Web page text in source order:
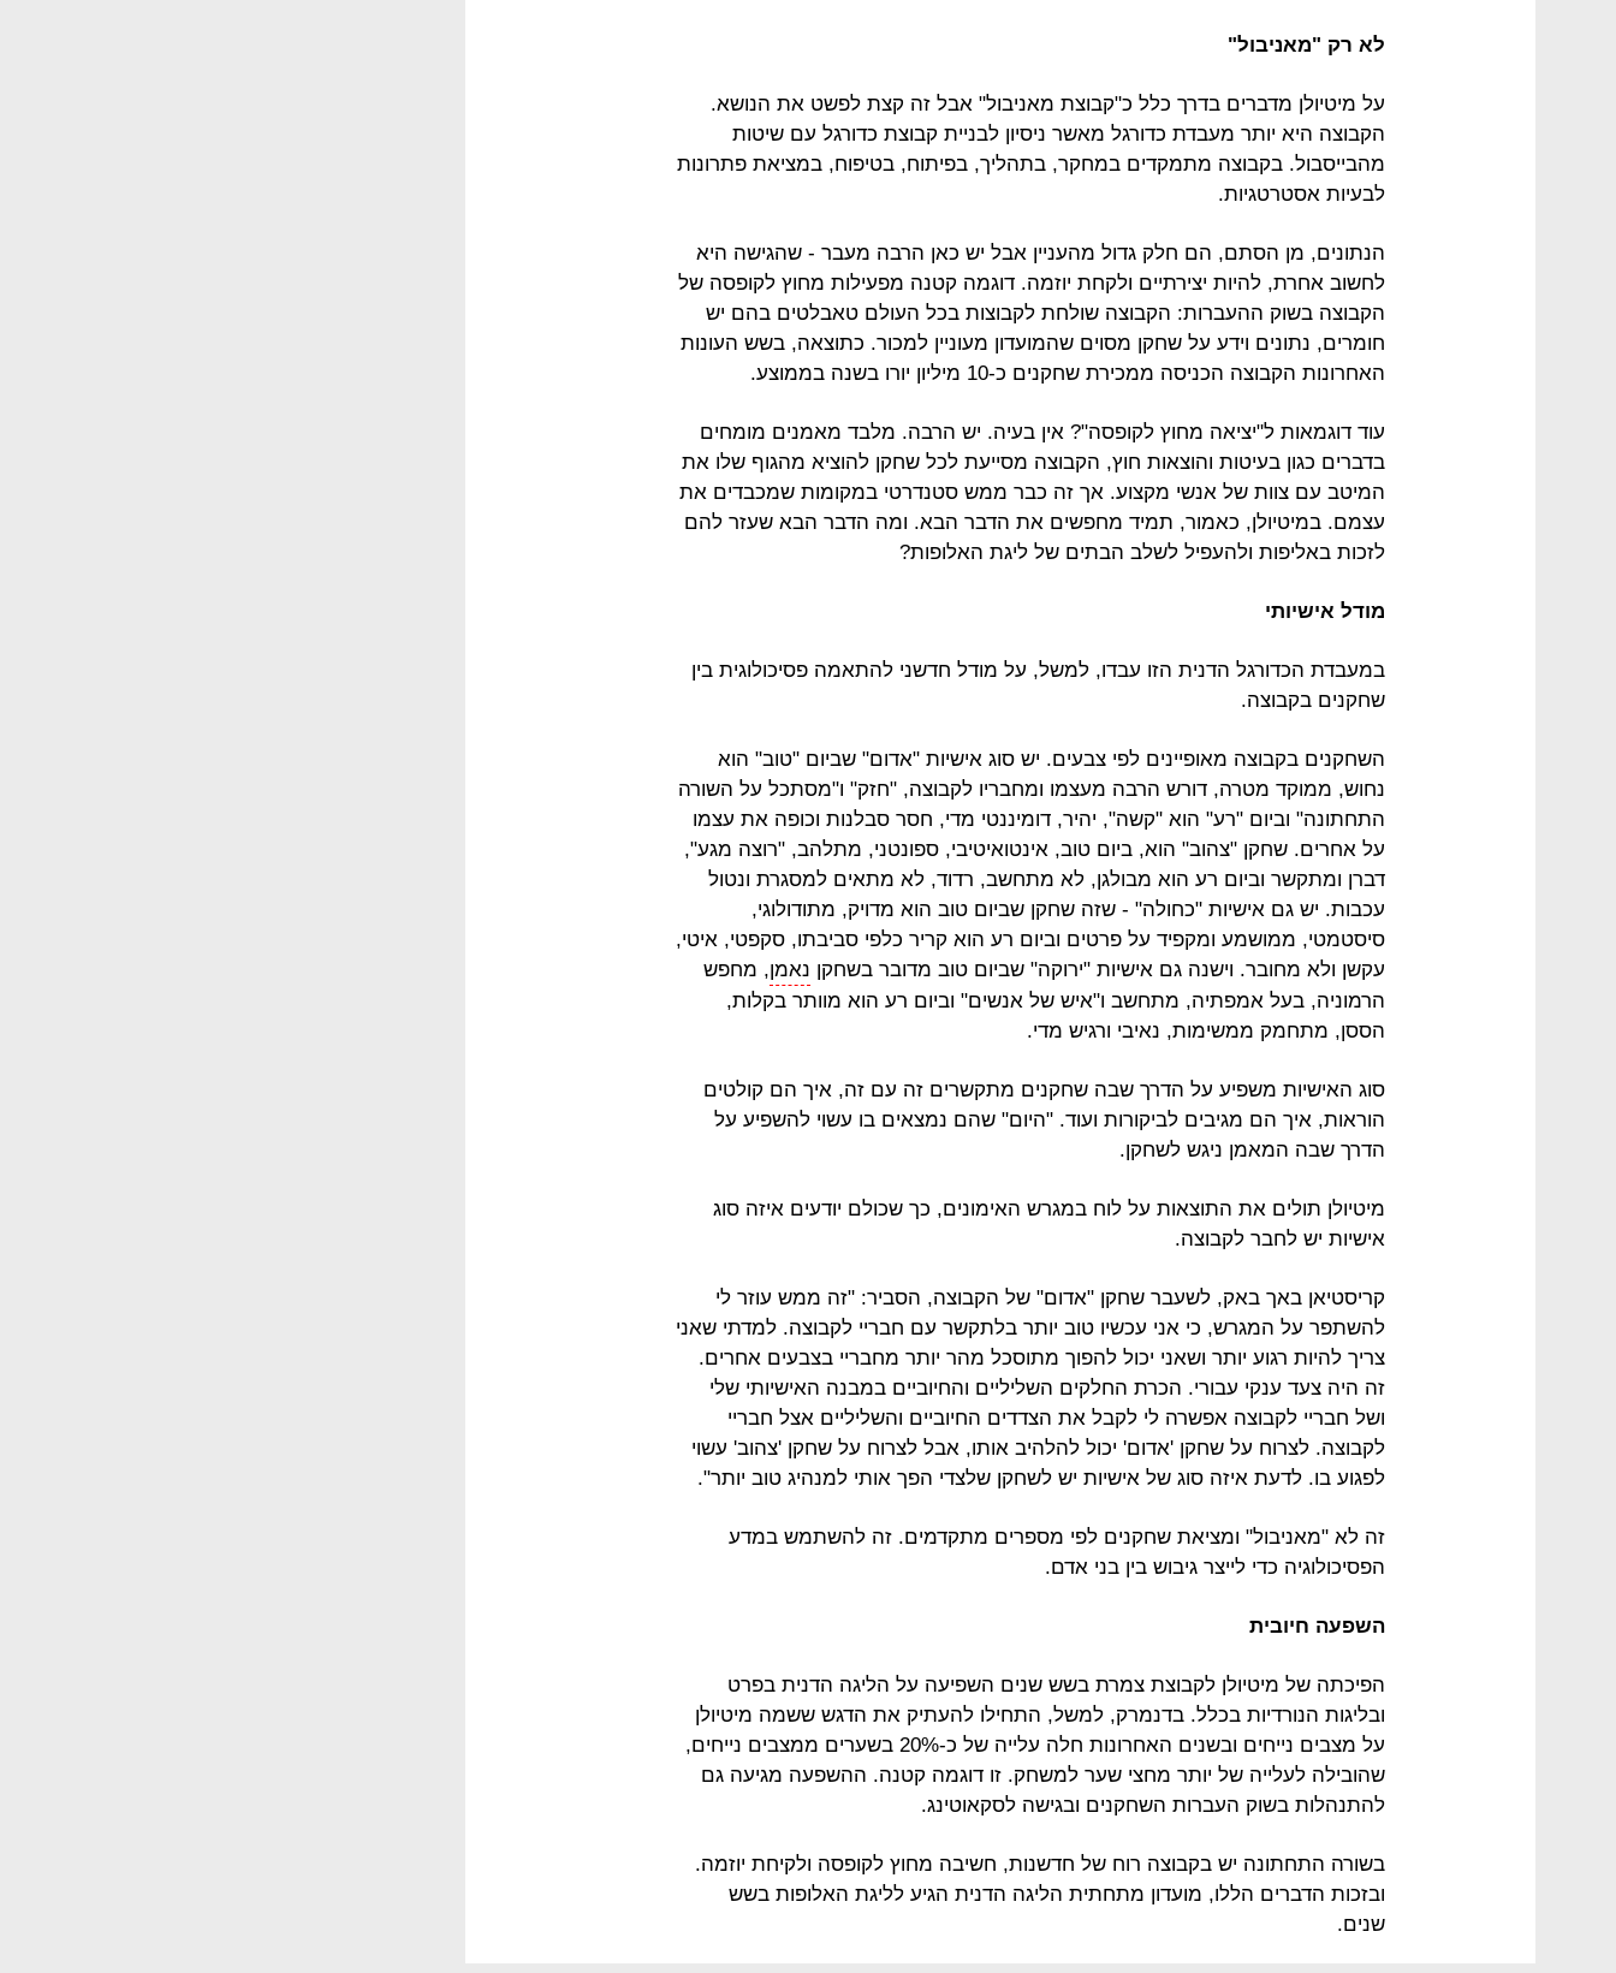
לא רק "מאניבול"
על מיטיולן מדברים בדרך כלל כ"קבוצת מאניבול" אבל זה קצת לפשט את הנושא.
הקבוצה היא יותר מעבדת כדורגל מאשר ניסיון לבניית קבוצת כדורגל עם שיטות
מהבייסבול. בקבוצה מתמקדים במחקר, בתהליך, בפיתוח, בטיפוח, במציאת פתרונות
לבעיות אסטרטגיות.
הנתונים, מן הסתם, הם חלק גדול מהעניין אבל יש כאן הרבה מעבר - שהגישה היא
לחשוב אחרת, להיות יצירתיים ולקחת יוזמה. דוגמה קטנה מפעילות מחוץ לקופסה של
הקבוצה בשוק ההעברות: הקבוצה שולחת לקבוצות בכל העולם טאבלטים בהם יש
חומרים, נתונים וידע על שחקן מסוים שהמועדון מעוניין למכור. כתוצאה, בשש העונות
האחרונות הקבוצה הכניסה ממכירת שחקנים כ-10 מיליון יורו בשנה בממוצע.
עוד דוגמאות ל"יציאה מחוץ לקופסה"? אין בעיה. יש הרבה. מלבד מאמנים מומחים
בדברים כגון בעיטות והוצאות חוץ, הקבוצה מסייעת לכל שחקן להוציא מהגוף שלו את
המיטב עם צוות של אנשי מקצוע. אך זה כבר ממש סטנדרטי במקומות שמכבדים את
עצמם. במיטיולן, כאמור, תמיד מחפשים את הדבר הבא. ומה הדבר הבא שעזר להם
לזכות באליפות ולהעפיל לשלב הבתים של ליגת האלופות?
מודל אישיותי
במעבדת הכדורגל הדנית הזו עבדו, למשל, על מודל חדשני להתאמה פסיכולוגית בין
שחקנים בקבוצה.
השחקנים בקבוצה מאופיינים לפי צבעים. יש סוג אישיות "אדום" שביום "טוב" הוא
נחוש, ממוקד מטרה, דורש הרבה מעצמו ומחבריו לקבוצה, "חזק" ו"מסתכל על השורה
התחתונה" וביום "רע" הוא "קשה", יהיר, דומיננטי מדי, חסר סבלנות וכופה את עצמו
על אחרים. שחקן "צהוב" הוא, ביום טוב, אינטואיטיבי, ספונטני, מתלהב, "רוצה מגע",
דברן ומתקשר וביום רע הוא מבולגן, לא מתחשב, רדוד, לא מתאים למסגרת ונטול
עכבות. יש גם אישיות "כחולה" - שזה שחקן שביום טוב הוא מדויק, מתודולוגי,
סיסטמטי, ממושמע ומקפיד על פרטים וביום רע הוא קריר כלפי סביבתו, סקפטי, איטי,
עקשן ולא מחובר. וישנה גם אישיות "ירוקה" שביום טוב מדובר בשחקן נאמן, מחפש
הרמוניה, בעל אמפתיה, מתחשב ו"איש של אנשים" וביום רע הוא מוותר בקלות,
הססן, מתחמק ממשימות, נאיבי ורגיש מדי.
סוג האישיות משפיע על הדרך שבה שחקנים מתקשרים זה עם זה, איך הם קולטים
הוראות, איך הם מגיבים לביקורות ועוד. "היום" שהם נמצאים בו עשוי להשפיע על
הדרך שבה המאמן ניגש לשחקן.
מיטיולן תולים את התוצאות על לוח במגרש האימונים, כך שכולם יודעים איזה סוג
אישיות יש לחבר לקבוצה.
קריסטיאן באך באק, לשעבר שחקן "אדום" של הקבוצה, הסביר: "זה ממש עוזר לי
להשתפר על המגרש, כי אני עכשיו טוב יותר בלתקשר עם חבריי לקבוצה. למדתי שאני
צריך להיות רגוע יותר ושאני יכול להפוך מתוסכל מהר יותר מחבריי בצבעים אחרים.
זה היה צעד ענקי עבורי. הכרת החלקים השליליים והחיוביים במבנה האישיותי שלי
ושל חבריי לקבוצה אפשרה לי לקבל את הצדדים החיוביים והשליליים אצל חבריי
לקבוצה. לצרוח על שחקן 'אדום' יכול להלהיב אותו, אבל לצרוח על שחקן 'צהוב' עשוי
לפגוע בו. לדעת איזה סוג של אישיות יש לשחקן שלצדי הפך אותי למנהיג טוב יותר".
זה לא "מאניבול" ומציאת שחקנים לפי מספרים מתקדמים. זה להשתמש במדע
הפסיכולוגיה כדי לייצר גיבוש בין בני אדם.
השפעה חיובית
הפיכתה של מיטיולן לקבוצת צמרת בשש שנים השפיעה על הליגה הדנית בפרט
ובליגות הנורדיות בכלל. בדנמרק, למשל, התחילו להעתיק את הדגש ששמה מיטיולן
על מצבים נייחים ובשנים האחרונות חלה עלייה של כ-20% בשערים ממצבים נייחים,
שהובילה לעלייה של יותר מחצי שער למשחק. זו דוגמה קטנה. ההשפעה מגיעה גם
להתנהלות בשוק העברות השחקנים ובגישה לסקאוטינג.
בשורה התחתונה יש בקבוצה רוח של חדשנות, חשיבה מחוץ לקופסה ולקיחת יוזמה.
ובזכות הדברים הללו, מועדון מתחתית הליגה הדנית הגיע לליגת האלופות בשש
שנים.